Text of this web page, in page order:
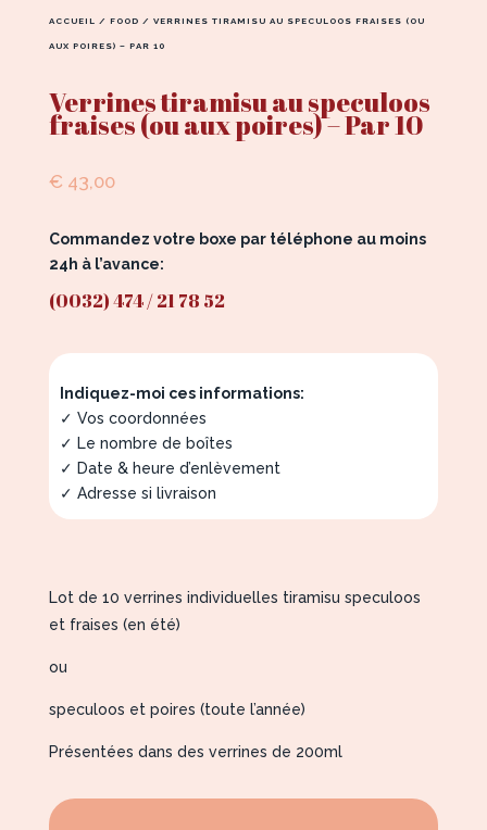
ACCUEIL / FOOD / VERRINES TIRAMISU AU SPECULOOS FRAISES (OU
AUX POIRES) – PAR 10
Verrines tiramisu au speculoos
fraises (ou aux poires) – Par 10
€ 43,00
Commandez votre boxe par téléphone au moins
24h à l’avance:
(0032) 474 / 21 78 52
Indiquez-moi ces informations:
✓ Vos coordonnées
✓ Le nombre de boîtes
✓ Date & heure d’enlèvement
✓ Adresse si livraison
Lot de 10 verrines individuelles tiramisu speculoos
et fraises (en été)
ou
speculoos et poires (toute l’année)
Présentées dans des verrines de 200ml